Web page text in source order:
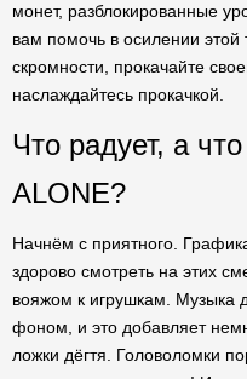
монет, разблокированные
вам помочь в осилении этой
скромности, прокачайте
наслаждайтесь прокачкой.
Что радует, а
ALONE?
Начнём с приятного.
здорово смотреть на этих
вояжом к игрушкам. Музыка
фоном, и это добавляет
ложки дёгтя. Головоломки